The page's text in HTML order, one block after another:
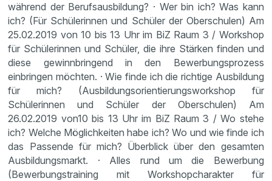
während der Berufsausbildung? · Wer bin ich? Was kann
ich? (Für Schülerinnen und Schüler der Oberschulen) Am
25.02.2019 von 10 bis 13 Uhr im BiZ Raum 3 / Workshop
für Schülerinnen und Schüler, die ihre Stärken finden und
diese gewinnbringend in den Bewerbungsprozess
einbringen möchten. · Wie finde ich die richtige Ausbildung
für mich? (Ausbildungsorientierungsworkshop für
Schülerinnen und Schüler der Oberschulen) Am
26.02.2019 von10 bis 13 Uhr im BiZ Raum 3 / Wo stehe
ich? Welche Möglichkeiten habe ich? Wo und wie finde ich
das Passende für mich? Überblick über den gesamten
Ausbildungsmarkt. · Alles rund um die Bewerbung
(Bewerbungstraining mit Workshopcharakter für